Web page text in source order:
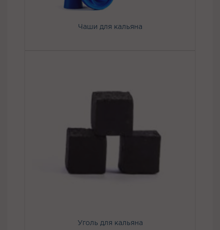
Чаши для кальяна
Уголь для кальяна